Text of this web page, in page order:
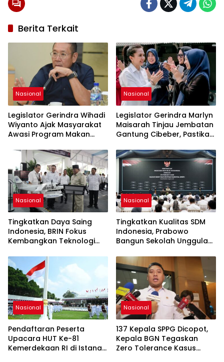
Berita Terkait
Nasional
Legislator Gerindra Wihadi
Wiyanto Ajak Masyarakat
Awasi Program Makan
Sasaran
Nasional
Legislator Gerindra Marlyn
Maisarah Tinjau Jembatan
Gantung Cibeber, Pastikan
Nasional
Tingkatkan Daya Saing
Indonesia, BRIN Fokus
Kembangkan Teknologi
Nasional
Tingkatkan Kualitas SDM
Indonesia, Prabowo
Bangun Sekolah Unggulan
Terbaik Dunia
Nasional
Pendaftaran Peserta
Upacara HUT Ke-81
Kemerdekaan RI di Istana
Nasional
137 Kepala SPPG Dicopot,
Kepala BGN Tegaskan
Zero Tolerance Kasus